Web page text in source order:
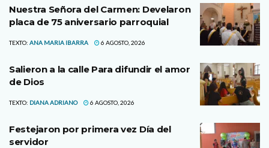
Nuestra Señora del Carmen: Develaron
placa de 75 aniversario parroquial
TEXTO: ANA MARIA IBARRA 6 AGOSTO, 2026
Salieron a la calle Para difundir el amor
de Dios
TEXTO: DIANA ADRIANO 6 AGOSTO, 2026
Festejaron por primera vez Día del
servidor